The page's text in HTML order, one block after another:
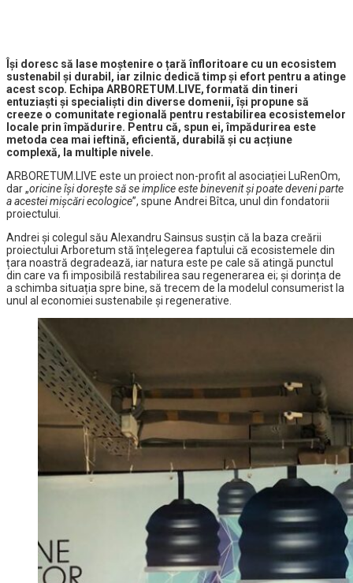
Își doresc să lase moștenire o țară înfloritoare cu un ecosistem
sustenabil și durabil, iar zilnic dedică timp și efort pentru a atinge
acest scop. Echipa ARBORETUM.LIVE, formată din tineri
entuziaști și specialiști din diverse domenii, își propune să
creeze o comunitate regională pentru restabilirea ecosistemelor
locale prin împădurire. Pentru că, spun ei, împădurirea este
metoda cea mai ieftină, eficientă, durabilă și cu acțiune
complexă, la multiple nivele.
ARBORETUM.LIVE este un proiect non-profit al asociației LuRenOm,
dar „oricine își dorește să se implice este binevenit și poate deveni parte
a acestei mișcări ecologice”, spune Andrei Bîtca, unul din fondatorii
proiectului.
Andrei și colegul său Alexandru Sainsus susțin că la baza creării
proiectului Arboretum stă înțelegerea faptului că ecosistemele din
țara noastră degradează, iar natura este pe cale să atingă punctul
din care va fi imposibilă restabilirea sau regenerarea ei; și dorința de
a schimba situația spre bine, să trecem de la modelul consumerist la
unul al economiei sustenabile și regenerative.